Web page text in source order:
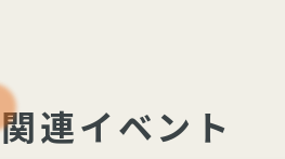
関連イベント